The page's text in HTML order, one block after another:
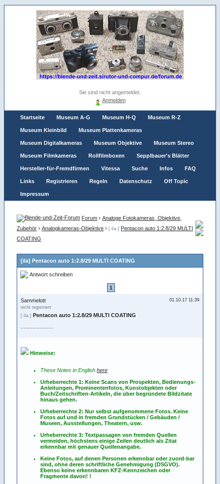
Sie sind nicht angemeldet.
Anmelden
Startseite Museum A-G Museum H-Q Museum R-Z
Museum Kleinbild Museum Plattenkameras
Museum Digitalkameras Museum Objektive Museum Stereo
Museum Filmkameras Rollfilmboxen Sepplbauer's Blätter
Hersteller-für-Fremdfirmen Vitessa Suche Infos FAQ
Links Registrieren Regeln Datenschutz Off Topic
Impressum
Forum › Analoge Fotokameras, Objektive,
Zubehör › Analogkameras-Objektive › [ iIa ] Pentacon auto 1:2.8/29 MULTI
COATING
[iIa] Pentacon auto 1:2.8/29 MULTI COATING
Antwort schreiben
1
01.10.17 11:39
Sammelott
nicht registriert
[ iIa ] Pentacon auto 1:2.8/29 MULTI COATING
Hinweise:
These Notes in English here
Urheberrechte 1: Keine Scans von Prospekten, Bedienungs-
Anleitungen, Prominentenfotos, Kunstobjekten oder
Buch/Zeitschriften-Artikeln, die über begründete Bildzitate
hinaus gehen.
Urheberrechte 2: Nur selbst aufgenommene Fotos. Keine
Fotos auf und in fremden Grundstücken / Gebäuden /
Museen, Ausstellungen, Theatern, usw.
Urheberrechte 3: Textpassagen von fremden Quellen
vermeiden, höchstens einige Zeilen deutlich als Zitat
erkennbar mit genauer Quellenangabe.
Keine Fotos, auf denen Personen erkennbar oder zuord-bar
sind, ohne deren schriftliche Genehmigung (DSGVO).
Ebenso keine erkennbaren KFZ-Kennzeichen oder
Fragmente davon! !